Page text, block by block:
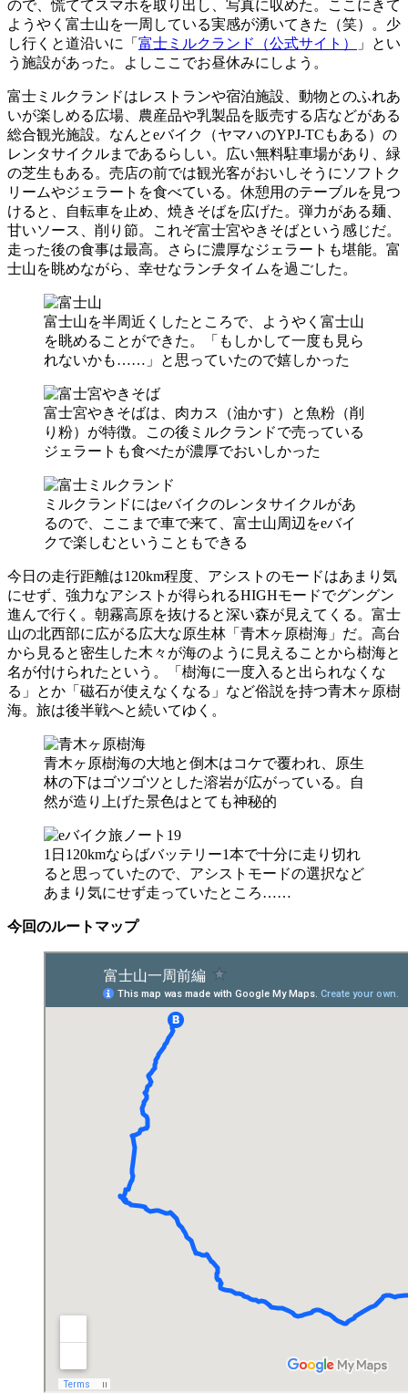
ので、慌ててスマホを取り出し、写真に収めた。ここにきて
ようやく富士山を一周している実感が湧いてきた（笑）。少
し行くと道沿いに「 富士ミルクランド（公式サイト）
」とい
う施設があった。よしここでお昼休みにしよう。
富士ミルクランドはレストランや宿泊施設、動物とのふれあ
いが楽しめる広場、農産品や乳製品を販売する店などがある
総合観光施設。なんとeバイク（ヤマハのYPJ-TCもある）の
レンタサイクルまであるらしい。広い無料駐車場があり、緑
の芝生もある。売店の前では観光客がおいしそうにソフトク
リームやジェラートを食べている。休憩用のテーブルを見つ
けると、自転車を止め、焼きそばを広げた。弾力がある麺、
甘いソース、削り節。これぞ富士宮やきそばという感じだ。
走った後の食事は最高。さらに濃厚なジェラートも堪能。富
士山を眺めながら、幸せなランチタイムを過ごした。
富士山を半周近くしたところで、ようやく富士山
を眺めることができた。「もしかして一度も見ら
れないかも……」と思っていたので嬉しかった
富士宮やきそばは、肉カス（油かす）と魚粉（削
り粉）が特徴。この後ミルクランドで売っている
ジェラートも食べたが濃厚でおいしかった
ミルクランドにはeバイクのレンタサイクルがあ
るので、ここまで車で来て、富士山周辺をeバイ
クで楽しむということもできる
今日の走行距離は120km程度、アシストのモードはあまり気
にせず、強力なアシストが得られるHIGHモードでグングン
進んで行く。朝霧高原を抜けると深い森が見えてくる。富士
山の北西部に広がる広大な原生林「青木ヶ原樹海」だ。高台
から見ると密生した木々が海のように見えることから樹海と
名が付けられたという。「樹海に一度入ると出られなくな
る」とか「磁石が使えなくなる」など俗説を持つ青木ヶ原樹
海。旅は後半戦へと続いてゆく。
青木ヶ原樹海の大地と倒木はコケで覆われ、原生
林の下はゴツゴツとした溶岩が広がっている。自
然が造り上げた景色はとても神秘的
1日120kmならばバッテリー1本で十分に走り切れ
ると思っていたので、アシストモードの選択など
あまり気にせず走っていたところ……
今回のルートマップ